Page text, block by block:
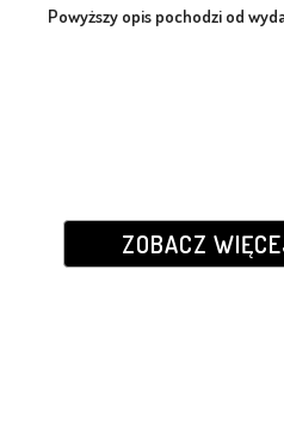
Powyższy opis pochodzi od
ZOBACZ